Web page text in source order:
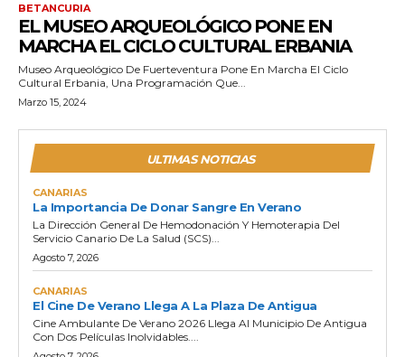
BETANCURIA
EL MUSEO ARQUEOLÓGICO PONE EN
MARCHA EL CICLO CULTURAL ERBANIA
Museo Arqueológico De Fuerteventura Pone En Marcha El Ciclo
Cultural Erbania, Una Programación Que...
Marzo 15, 2024
ULTIMAS NOTICIAS
CANARIAS
La Importancia De Donar Sangre En Verano
La Dirección General De Hemodonación Y Hemoterapia Del
Servicio Canario De La Salud (SCS)...
Agosto 7, 2026
CANARIAS
El Cine De Verano Llega A La Plaza De Antigua
Cine Ambulante De Verano 2026 Llega Al Municipio De Antigua
Con Dos Películas Inolvidables....